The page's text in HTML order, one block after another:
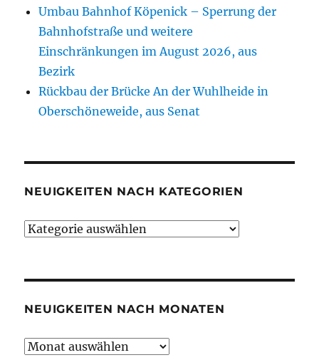
Umbau Bahnhof Köpenick – Sperrung der
Bahnhofstraße und weitere
Einschränkungen im August 2026, aus
Bezirk
Rückbau der Brücke An der Wuhlheide in
Oberschöneweide, aus Senat
NEUIGKEITEN NACH KATEGORIEN
Neuigkeiten
NEUIGKEITEN NACH MONATEN
Neuigkeiten